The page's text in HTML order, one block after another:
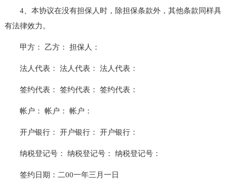
4、本协议在没有担保人时，除担保条款外，其他条款同样具
有法律效力。
甲方： 乙方： 担保人：
法人代表： 法人代表： 法人代表：
签约代表： 签约代表： 签约代表：
帐户： 帐户： 帐户：
开户银行： 开户银行： 开户银行：
纳税登记号： 纳税登记号： 纳税登记号：
签约日期：二00一年三月一日